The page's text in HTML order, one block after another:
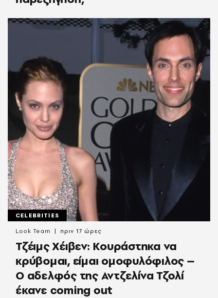
CELEBRITIES
Τζέιμς Χέιβεν: Κουράστηκα να
κρύβομαι, είμαι ομοφυλόφιλος –
Ο αδελφός της Αντζελίνα Τζολί
έκανε coming out
Look Team πριν 17 ώρες